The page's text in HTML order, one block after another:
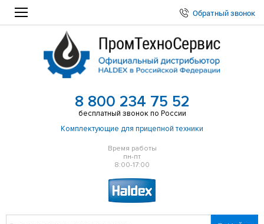
Обратный звонок
8 800 234 75 52
бесплатный звонок по России
Комплектующие для прицепной техники
Время работы
пн-пт
8:00-17:00